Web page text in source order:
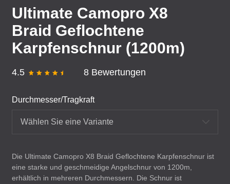
Ultimate Camopro X8
Braid Geflochtene
Karpfenschnur (1200m)
4.5 8 Bewertungen
Durchmesser/Tragkraft
Wählen Sie eine Variante
Die Ultimate Camopro X8 Braid Geflochtene Karpfenschnur ist
eine starke und geschmeidige Angelschnur von 1200m,
erhältlich in mehreren Durchmessern. Die Schnur ist